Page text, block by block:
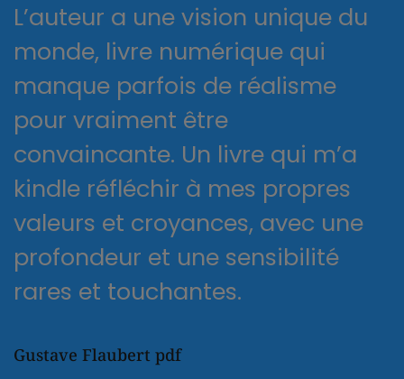
L’auteur a une vision unique du
monde, livre numérique qui
manque parfois de réalisme
pour vraiment être
convaincante. Un livre qui m’a
kindle réfléchir à mes propres
valeurs et croyances, avec une
profondeur et une sensibilité
rares et touchantes.
Gustave Flaubert pdf